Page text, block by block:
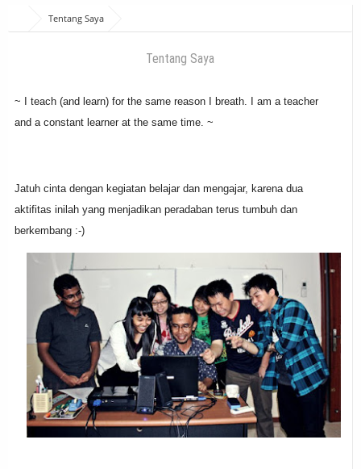
Tentang Saya
Tentang Saya
~ I teach (and learn) for the same reason I breath. I am a teacher
and a constant learner at the same time. ~
Jatuh cinta dengan kegiatan belajar dan mengajar, karena dua
aktifitas inilah yang menjadikan peradaban terus tumbuh dan
berkembang :-)